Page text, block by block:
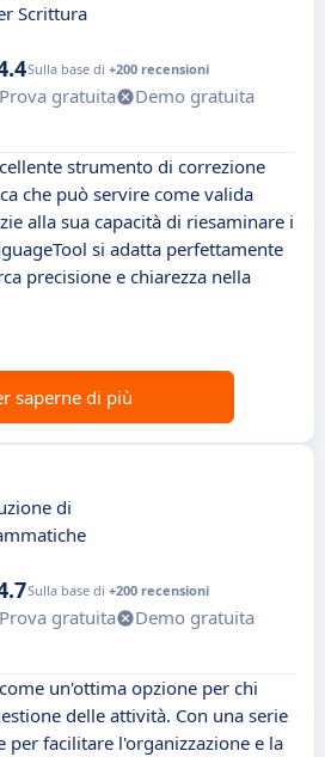
Scrittura
Sulla base di +200 recensioni
Prova gratuita
Demo gratuita
strumento di correzione
che può servire come valida
alla sua capacità di riesaminare i
si adatta perfettamente
precisione e chiarezza nella
saperne di più
di
Sulla base di +200 recensioni
Prova gratuita
Demo gratuita
un'ottima opzione per chi
delle attività. Con una serie
per facilitare l'organizzazione e la